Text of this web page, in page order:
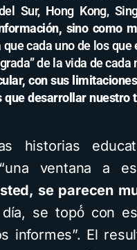
Sur, Hong Kong,
sino como
que cada uno de los
de la vida de
con sus
que desarrollar nuestro
historias
ventana a
se parecen
se topó́ con
informes”. El